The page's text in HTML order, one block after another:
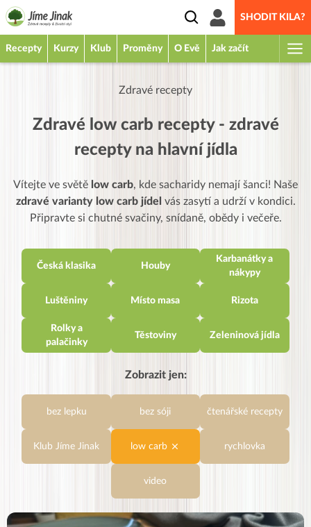
SHODIT KILA?
Recepty Kurzy Klub Proměny O Evě Jak začít
Zdravé recepty
Zdravé low carb recepty - zdravé
recepty na hlavní jídla
Vítejte ve světě low carb, kde sacharidy nemají šanci! Naše
zdravé varianty low carb jídel vás zasytí a udrží v kondici.
Připravte si chutné svačiny, snídaně, obědy i večeře.
Česká klasika Houby
Karbanátky a
nákypy
Luštěniny Místo masa Rizota
Rolky a
palačinky
Těstoviny Zeleninová jídla
Zobrazit jen:
bez lepku bez sóji čtenářské recepty
Klub Jíme Jinak low carb rychlovka
video